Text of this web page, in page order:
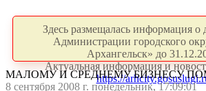
Здесь размещалась информация о
Администрации городского
Архангельск» до
Актуальная информация и
https://
МАЛОМУ И СРЕДНЕМУ БИЗНЕСУ
8 сентября 2008 г. понедельник, 17:09:01